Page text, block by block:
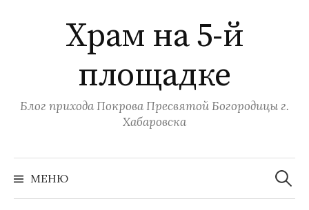
содержимомуХрам на 5-й
площадке
Блог прихода Покрова Пресвятой Богородицы г.
Хабаровска
МЕНЮ
Найти: